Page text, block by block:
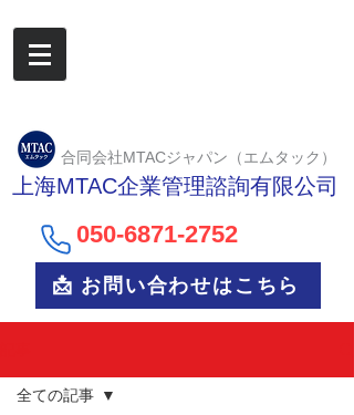
合同会社MTACジャパン（エムタック）
上海MTAC企業管理諮詢有限公司
050-6871-2752
📩 お問い合わせはこちら
全ての記事